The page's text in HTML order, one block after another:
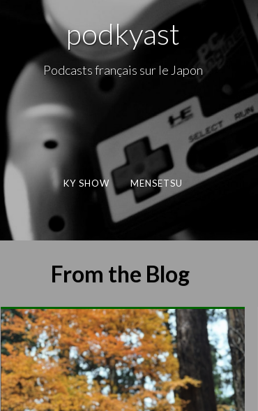
podkyast
Podcasts français sur le Japon
KY SHOW MENSETSU
From the Blog